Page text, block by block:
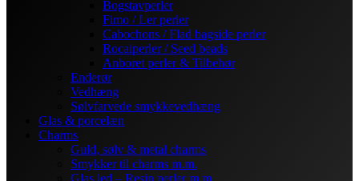
Bogstavperler
Fimo / Ler perler
Cabochons / Flad bagside perler
Rocaiperler / Seed beads
Anboret perler & Tilbehør
Enderør
Vedhæng
Sølvfarvede smykkevedhæng
Glas & porcelæn
Charms
Guld, sølv & metal charms
Smykker til charms m.m.
Glas led – Resin perler m.m.